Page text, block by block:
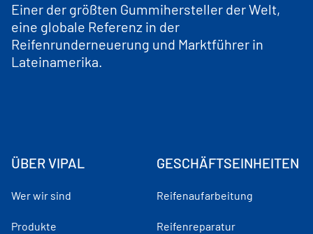
Einer der größten Gummihersteller der Welt,
eine globale Referenz in der
Reifenrunderneuerung und Marktführer in
Lateinamerika.
ÜBER VIPAL
Wer wir sind
Produkte
GESCHÄFTSEINHEITEN
Reifenaufarbeitung
Reifenreparatur